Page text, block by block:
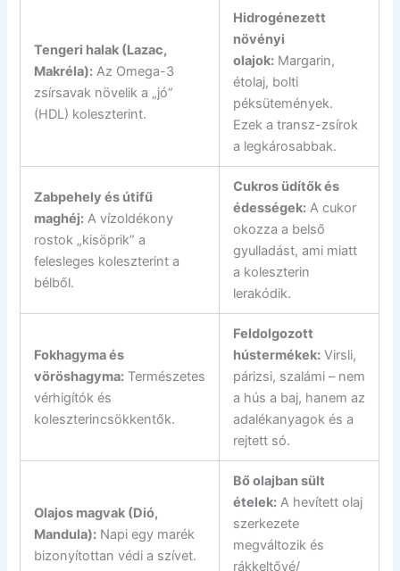
Tengeri halak (Lazac,
Makréla): Az Omega-3
zsírsavak növelik a „jó”
(HDL) koleszterint.
Hidrogénezett
növényi
olajok: Margarin,
étolaj, bolti
péksütemények.
Ezek a transz-zsírok
a legkárosabbak.
Zabpehely és útifű
maghéj: A vízoldékony
rostok „kisöprik” a
felesleges koleszterint a
bélből.
Cukros üdítők és
édességek: A cukor
okozza a belső
gyulladást, ami miatt
a koleszterin
lerakódik.
Fokhagyma és
vöröshagyma: Természetes
vérhigítók és
koleszterincsökkentők.
Feldolgozott
hústermékek: Virsli,
párizsi, szalámi – nem
a hús a baj, hanem az
adalékanyagok és a
rejtett só.
Olajos magvak (Dió,
Mandula): Napi egy marék
bizonyítottan védi a szívet.
Bő olajban sült
ételek: A hevített olaj
szerkezete
megváltozik és
rákkeltővé/